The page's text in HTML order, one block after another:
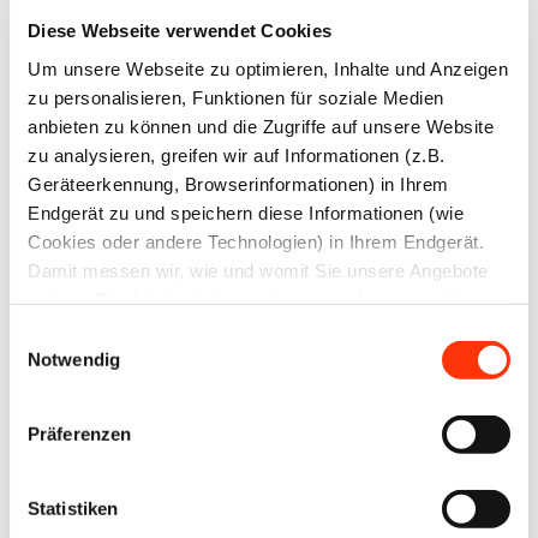
Diese Webseite verwendet Cookies
Um unsere Webseite zu optimieren, Inhalte und Anzeigen
zu personalisieren, Funktionen für soziale Medien
anbieten zu können und die Zugriffe auf unsere Website
zu analysieren, greifen wir auf Informationen (z.B.
Geräteerkennung, Browserinformationen) in Ihrem
Endgerät zu und speichern diese Informationen (wie
Cookies oder andere Technologien) in Ihrem Endgerät.
Damit messen wir, wie und womit Sie unsere Angebote
Werbung und Analysen weiter. Ihre Daten können mit
mehreren ausgewählten Partnern geteilt werden, die sich
je nach unseren aktuellen Geschäftsbeziehungen ändern
können. Indem Sie „Alle zulassen“ klicken, stimmen Sie
und Datenverarbeitung zu.
Notwendig
Präferenzen
Statistiken
Anweisungen zum
Zurücksetzen Ihres
Passworts werden Ihnen
umgehend per E-Mail
zugesandt.
Benutzername oder E-Mail-Adresse